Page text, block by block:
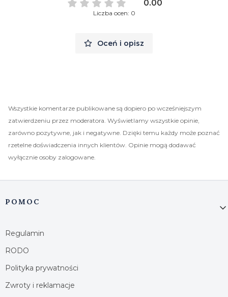
0.00
Liczba ocen: 0
Oceń i opisz
Wszystkie komentarze publikowane są dopiero po wcześniejszym
zatwierdzeniu przez moderatora. Wyświetlamy wszystkie opinie,
zarówno pozytywne, jak i negatywne. Dzięki temu każdy może poznać
rzetelne doświadczenia innych klientów. Opinie mogą dodawać
wyłącznie osoby zalogowane.
Linki w stopce
POMOC
Regulamin
RODO
Polityka prywatności
Zwroty i reklamacje